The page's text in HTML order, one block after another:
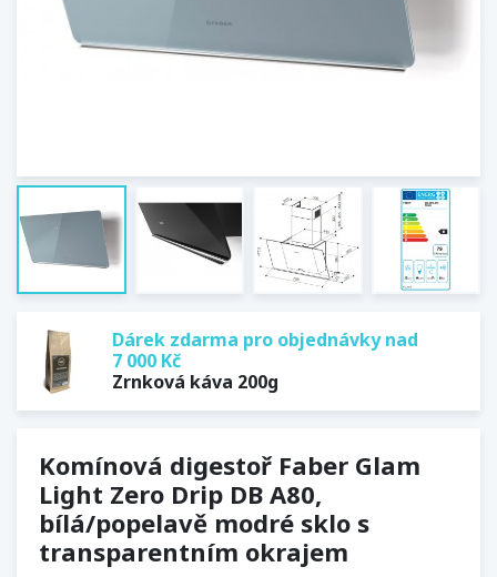
Dárek zdarma pro objednávky nad
7 000 Kč
Zrnková káva 200g
Komínová digestoř Faber Glam
Light Zero Drip DB A80,
bílá/popelavě modré sklo s
transparentním okrajem